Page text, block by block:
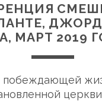
МАРТ 2019